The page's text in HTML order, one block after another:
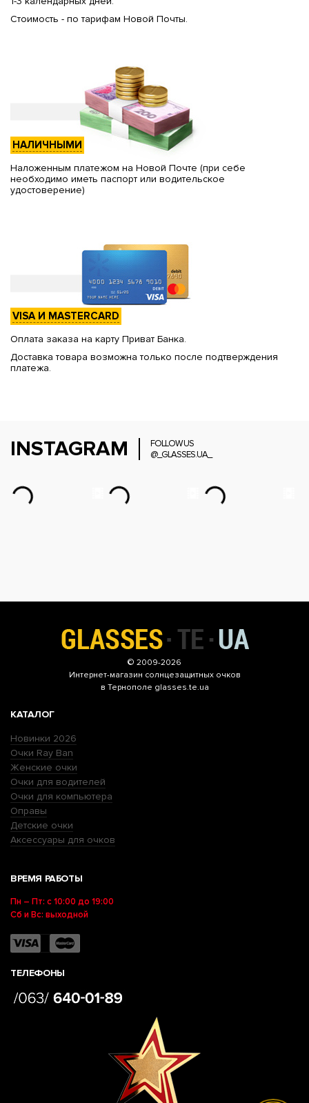
Стоимость - по тарифам Новой Почты.
НАЛИЧНЫМИ
Наложенным платежом на Новой Почте (при себе
необходимо иметь паспорт или водительское
удостоверение)
VISA И MASTERCARD
Оплата заказа на карту Приват Банка.
Доставка товара возможна только после подтверждения
платежа.
INSTAGRAM
FOLLOW US
@_GLASSES.UA_
© 2009-2026
Интернет-магазин солнцезащитных очков
в Тернополе glasses.te.ua
КАТАЛОГ
Новинки 2026
Очки Ray Ban
Женские очки
Очки для водителей
Очки для компьютера
Оправы
Детские очки
Аксессуары для очков
ВРЕМЯ РАБОТЫ
Пн – Пт: с 10:00 до 19:00
Сб и Вс: выходной
ТЕЛЕФОНЫ